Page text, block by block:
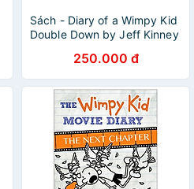
Sách - Diary of a Wimpy Kid
Double Down by Jeff Kinney
Sách Ngoại Văn
250.000 đ